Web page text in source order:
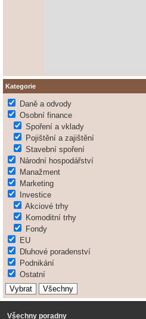
Kategorie
Daně a odvody
Osobní finance
Spoření a vklady
Pojištění a zajištění
Stavební spoření
Národní hospodářství
Manažment
Marketing
Investice
Akciové trhy
Komoditní trhy
Fondy
EU
Dluhové poradenství
Podnikání
Ostatní
Všechny poradny